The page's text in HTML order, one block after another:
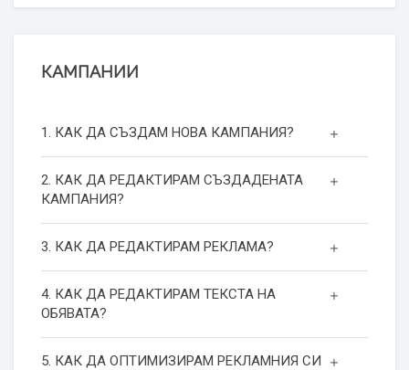
КАМПАНИИ
1. КАК ДА СЪЗДАМ НОВА КАМПАНИЯ?
2. КАК ДА РЕДАКТИРАМ СЪЗДАДЕНАТА
КАМПАНИЯ?
3. КАК ДА РЕДАКТИРАМ РЕКЛАМА?
4. КАК ДА РЕДАКТИРАМ ТЕКСТА НА
ОБЯВАТА?
5. КАК ДА ОПТИМИЗИРАМ РЕКЛАМНИЯ СИ